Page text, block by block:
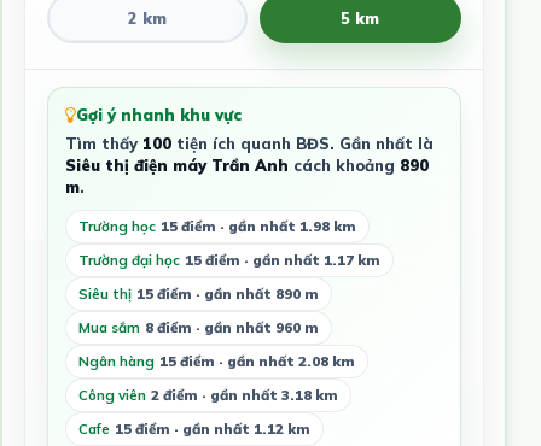
2 km 5 km
Gợi ý nhanh khu vực
Tìm thấy 100tiện ích quanh BĐS. Gần nhất là
Siêu thị điện máy Trần Anh cách khoảng 890
m.
Trường học 15 điểm · gần nhất 1.98 km
Trường đại học 15 điểm · gần nhất 1.17 km
Siêu thị 15 điểm · gần nhất 890 m
Mua sắm 8 điểm · gần nhất 960 m
Ngân hàng 15 điểm · gần nhất 2.08 km
Công viên 2 điểm · gần nhất 3.18 km
Cafe 15 điểm · gần nhất 1.12 km